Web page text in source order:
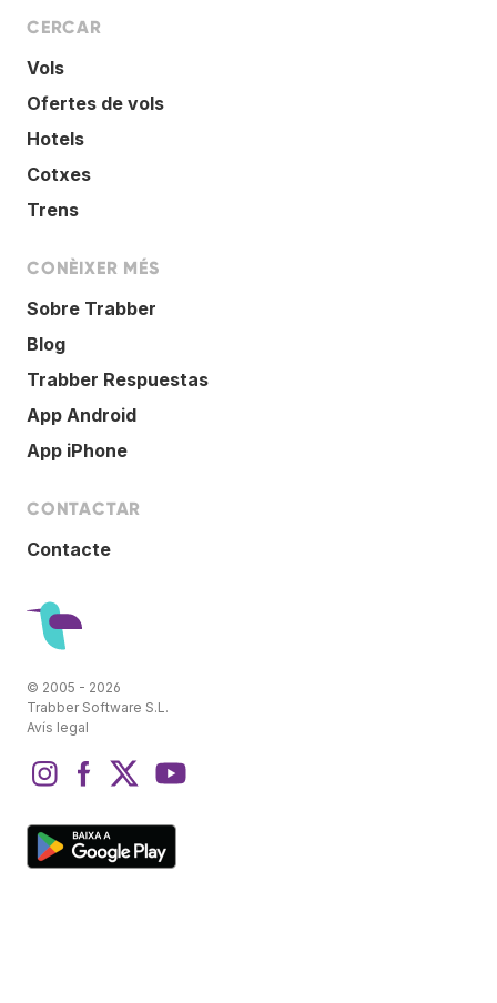
CERCAR
Vols
Ofertes de vols
Hotels
Cotxes
Trens
CONÈIXER MÉS
Sobre Trabber
Blog
Trabber Respuestas
App Android
App iPhone
CONTACTAR
Contacte
© 2005 - 2026
Trabber Software S.L.
Avís legal